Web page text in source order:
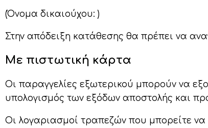
(Όνομα δικαιούχου: )
Στην απόδειξη κατάθεσης θα πρέπει να
Με πιστωτική κάρτα
Οι παραγγελίες εξωτερικού μπορούν να
υπολογισμός των εξόδων αποστολής και
Οι λογαριασμοί τραπεζών που μπορείτε να